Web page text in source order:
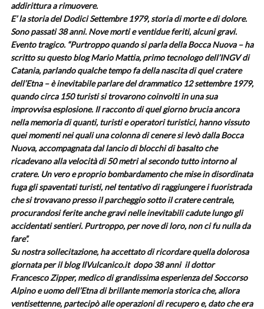
addirittura a rimuovere.
E’ la storia del Dodici Settembre 1979, storia di morte e di dolore.
Sono passati 38 anni. Nove morti e ventidue feriti, alcuni gravi.
Evento tragico. “Purtroppo quando si parla della Bocca Nuova – ha
scritto su questo blog Mario Mattia, primo tecnologo dell’INGV di
Catania, parlando qualche tempo fa della nascita di quel cratere
dell’Etna – è inevitabile parlare del drammatico 12 settembre 1979,
quando circa 150 turisti si trovarono coinvolti in una sua
improvvisa esplosione. Il racconto di quel giorno brucia ancora
nella memoria di quanti, turisti e operatori turistici, hanno vissuto
quei momenti nei quali una colonna di cenere si levò dalla Bocca
Nuova, accompagnata dal lancio di blocchi di basalto che
ricadevano alla velocità di 50 metri al secondo tutto intorno al
cratere. Un vero e proprio bombardamento che mise in disordinata
fuga gli spaventati turisti, nel tentativo di raggiungere i fuoristrada
che si trovavano presso il parcheggio sotto il cratere centrale,
procurandosi ferite anche gravi nelle inevitabili cadute lungo gli
accidentati sentieri. Purtroppo, per nove di loro, non ci fu nulla da
fare”.
Su nostra sollecitazione, ha accettato di ricordare quella dolorosa
giornata per il blog IlVulcanico.it dopo 38 anni il dottor
Francesco Zipper, medico di grandissima esperienza del Soccorso
Alpino e uomo dell’Etna di brillante memoria storica che, allora
ventisettenne, partecipò alle operazioni di recupero e, dato che era